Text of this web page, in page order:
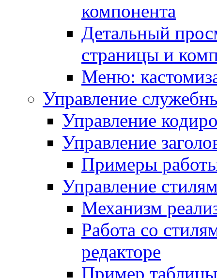
компонента
Детальный
страницы и
Меню:
Управление
Управление
Управление
Примеры
Управление
Механизм
Работа со
редакторе
Пример